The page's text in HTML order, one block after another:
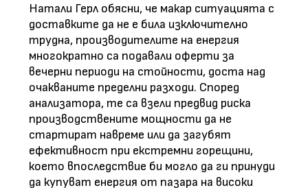
Натали Герл обясни, че макар ситуацията с
доставките да не е била изключително
трудна, производителите на енергия
многократно са подавали оферти за
вечерни периоди на стойности, доста над
очакваните пределни разходи. Според
анализатора, те са взели предвид риска
производствените мощности да не
стартират навреме или да загубят
ефективност при екстремни горещини,
което впоследствие би могло да ги принуди
да купуват енергия от пазара на високи